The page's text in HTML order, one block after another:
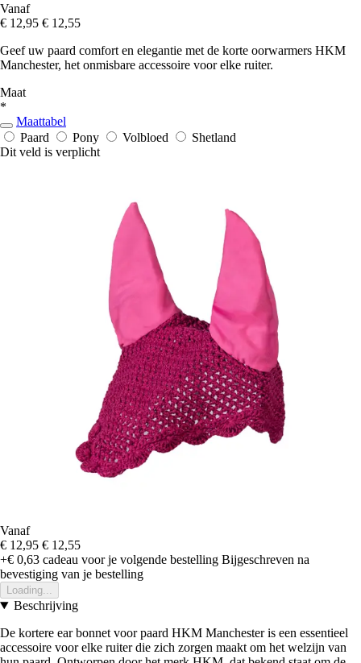
Vanaf
€ 12,95 € 12,55
Geef uw paard comfort en elegantie met de korte oorwarmers HKM
Manchester, het onmisbare accessoire voor elke ruiter.
Maat
*
Maattabel
Paard
Pony Volbloed
Shetland
Dit veld is verplicht
Vanaf
€ 12,95 € 12,55
+€ 0,63 cadeau voor je volgende bestelling Bijgeschreven na
bevestiging van je bestelling
Loading...
Beschrijving
De kortere ear bonnet voor paard HKM Manchester is een essentieel
accessoire voor elke ruiter die zich zorgen maakt om het welzijn van